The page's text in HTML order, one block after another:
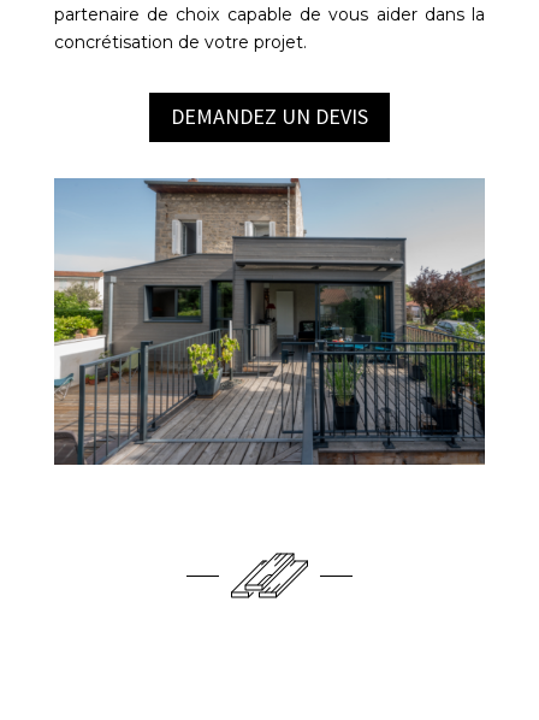
partenaire de choix capable de vous aider dans la
concrétisation de votre projet.
DEMANDEZ UN DEVIS